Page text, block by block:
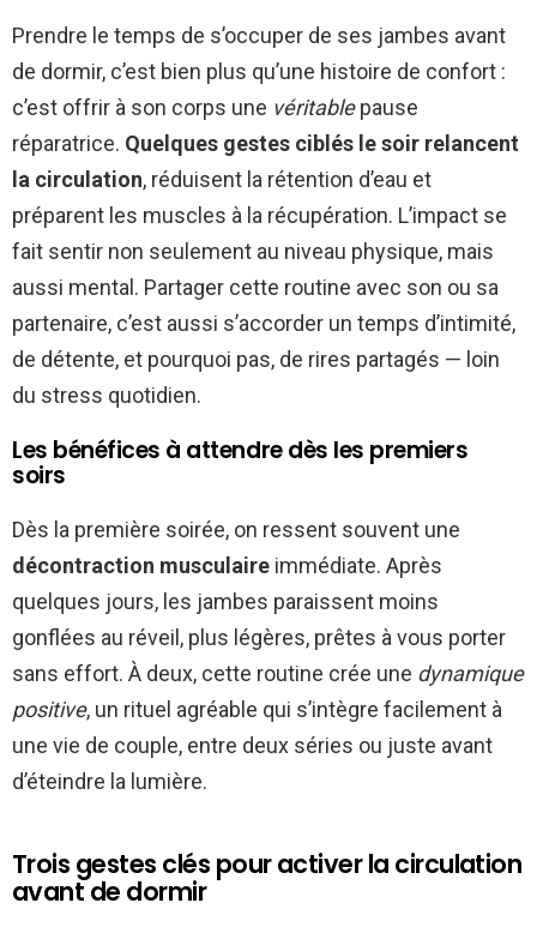
Prendre le temps de s’occuper de ses jambes avant
de dormir, c’est bien plus qu’une histoire de confort :
c’est offrir à son corps une véritablepause
réparatrice. Quelques gestes ciblés le soir relancent
la circulation, réduisent la rétention d’eau et
préparent les muscles à la récupération. L’impact se
fait sentir non seulement au niveau physique, mais
aussi mental. Partager cette routine avec son ou sa
partenaire, c’est aussi s’accorder un temps d’intimité,
de détente, et pourquoi pas, de rires partagés — loin
du stress quotidien.
Les bénéfices à attendre dès les premiers
soirs
Dès la première soirée, on ressent souvent une
décontraction musculaire immédiate. Après
quelques jours, les jambes paraissent moins
gonflées au réveil, plus légères, prêtes à vous porter
sans effort. À deux, cette routine crée une dynamique
positive, un rituel agréable qui s’intègre facilement à
une vie de couple, entre deux séries ou juste avant
d’éteindre la lumière.
Trois gestes clés pour activer la circulation
avant de dormir